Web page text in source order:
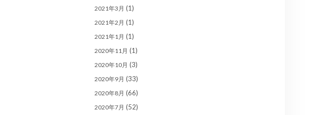
2021年3月 (1)
2021年2月 (1)
2021年1月 (1)
2020年11月 (1)
2020年10月 (3)
2020年9月 (33)
2020年8月 (66)
2020年7月 (52)